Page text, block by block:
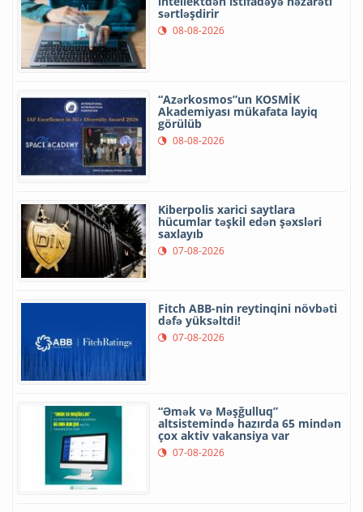
sərtləşdirir
08-08-2026
“Azərkosmos”un KOSMİK
Akademiyası mükafata layiq
görülüb
08-08-2026
Kiberpolis xarici saytlara
hücumlar təşkil edən şəxsləri
saxlayıb
07-08-2026
Fitch ABB-nin reytinqini növbəti
dəfə yüksəltdi!
07-08-2026
“Əmək və Məşğulluq”
altsistemində hazırda 65 mindən
çox aktiv vakansiya var
07-08-2026